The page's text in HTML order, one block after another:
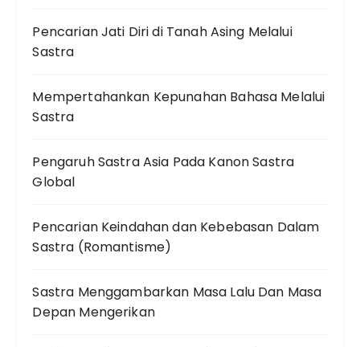
Pencarian Jati Diri di Tanah Asing Melalui
Sastra
Mempertahankan Kepunahan Bahasa Melalui
Sastra
Pengaruh Sastra Asia Pada Kanon Sastra
Global
Pencarian Keindahan dan Kebebasan Dalam
Sastra (Romantisme)
Sastra Menggambarkan Masa Lalu Dan Masa
Depan Mengerikan